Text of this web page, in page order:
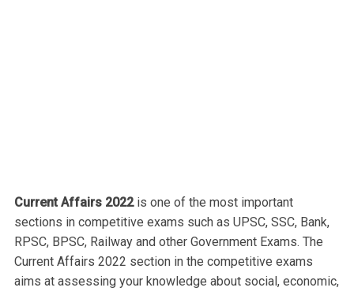
Current Affairs 2022is one of the most important
sections in competitive exams such as UPSC, SSC, Bank,
RPSC, BPSC, Railway and other Government Exams. The
Current Affairs 2022 section in the competitive exams
aims at assessing your knowledge about social, economic,